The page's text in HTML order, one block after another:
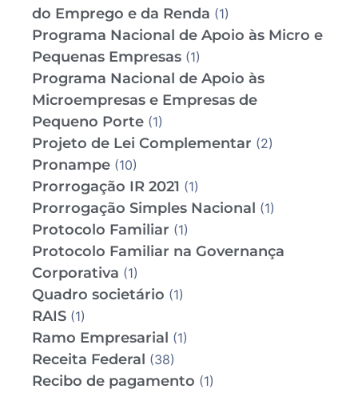
do Emprego e da Renda (1)
Programa Nacional de Apoio às Micro e
Pequenas Empresas (1)
Programa Nacional de Apoio às
Microempresas e Empresas de
Pequeno Porte (1)
Projeto de Lei Complementar (2)
Pronampe (10)
Prorrogação IR 2021 (1)
Prorrogação Simples Nacional (1)
Protocolo Familiar (1)
Protocolo Familiar na Governança
Corporativa (1)
Quadro societário (1)
RAIS (1)
Ramo Empresarial (1)
Receita Federal (38)
Recibo de pagamento (1)